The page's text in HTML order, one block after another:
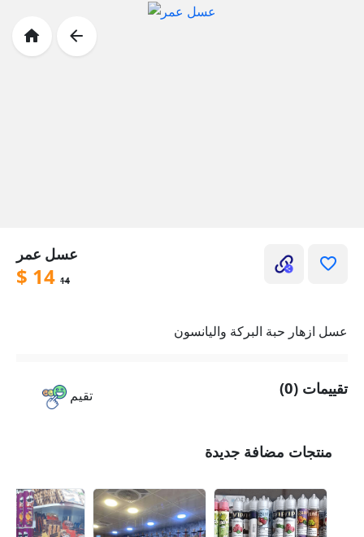
عسل عمر
$ 14 14
عسل ازهار حبة البركة واليانسون
تقيم تقييمات (0)
منتجات مضافة جديدة